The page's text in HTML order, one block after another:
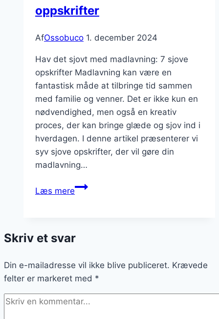
oppskrifter
AfOssobuco 1. december 2024
Hav det sjovt med madlavning: 7 sjove
opskrifter Madlavning kan være en
fantastisk måde at tilbringe tid sammen
med familie og venner. Det er ikke kun en
nødvendighed, men også en kreativ
proces, der kan bringe glæde og sjov ind i
hverdagen. I denne artikel præsenterer vi
syv sjove opskrifter, der vil gøre din
madlavning…
Læs mereHav
sjove
Skriv et svar
Din e-mailadresse vil ikke blive publiceret. Krævede
felter er markeret med *